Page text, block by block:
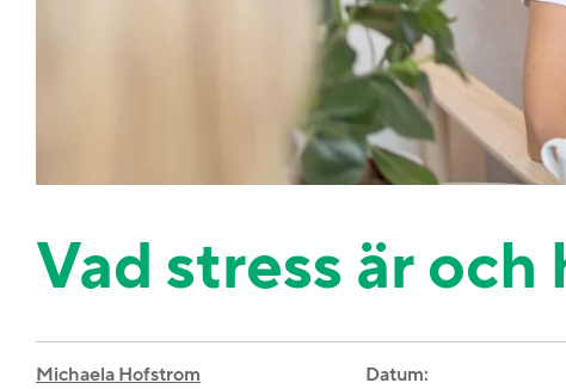
Vad stress är
Michaela Hofstrom
Datum: